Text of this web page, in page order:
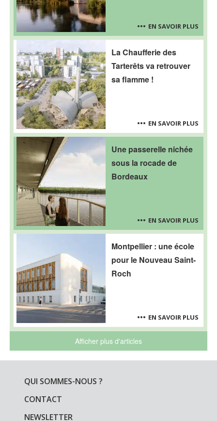
EN SAVOIR PLUS
La Chaufferie des
Tarterêts va retrouver
sa flamme !
EN SAVOIR PLUS
Une passerelle nichée
sous la rocade de
Bordeaux
EN SAVOIR PLUS
Montpellier : une école
pour le Nouveau Saint-
Roch
EN SAVOIR PLUS
Afficher plus d'articles
QUI SOMMES-NOUS ?
CONTACT
NEWSLETTER